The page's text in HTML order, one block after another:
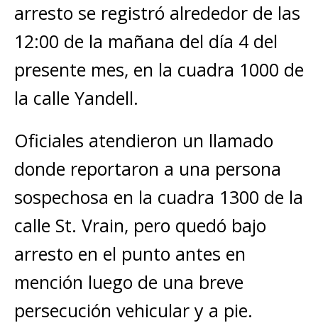
arresto se registró alrededor de las
12:00 de la mañana del día 4 del
presente mes, en la cuadra 1000 de
la calle Yandell.
Oficiales atendieron un llamado
donde reportaron a una persona
sospechosa en la cuadra 1300 de la
calle St. Vrain, pero quedó bajo
arresto en el punto antes en
mención luego de una breve
persecución vehicular y a pie.